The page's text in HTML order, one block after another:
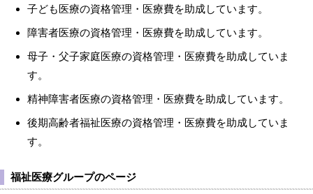
子ども医療の資格管理・医療費を助成しています。
障害者医療の資格管理・医療費を助成しています。
母子・父子家庭医療の資格管理・医療費を助成していま
す。
精神障害者医療の資格管理・医療費を助成しています。
後期高齢者福祉医療の資格管理・医療費を助成していま
す。
福祉医療グループのページ